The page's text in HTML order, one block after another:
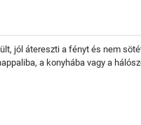
jól átereszti a fényt és nem
a konyhába vagy a